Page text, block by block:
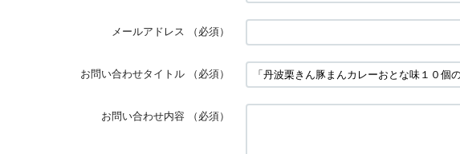
メールアドレス （必須）
お問い合わせタイトル （必須）
お問い合わせ内容 （必須）